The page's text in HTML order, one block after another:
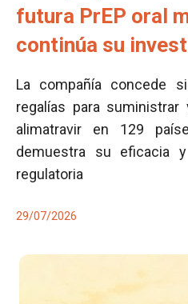
futura PrEP oral
continúa su
La compañía concede
regalías para
alimatravir en 129
demuestra su eficacia
regulatoria
29/07/2026